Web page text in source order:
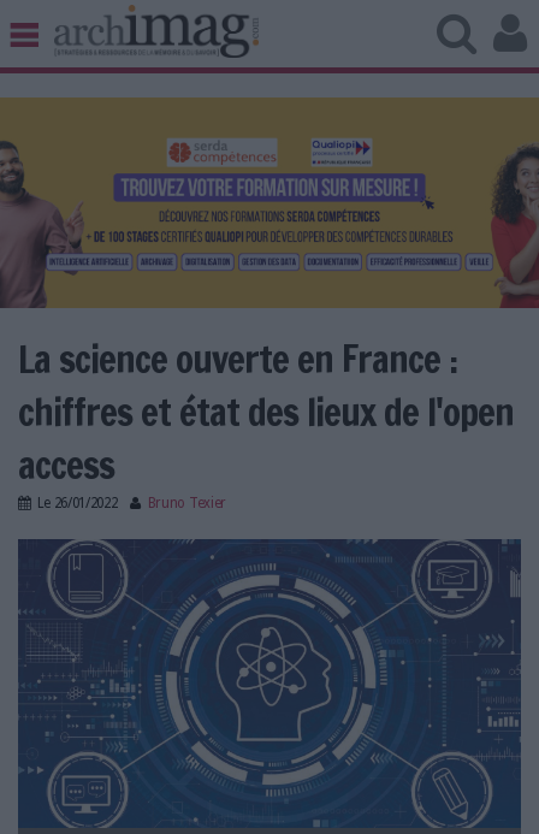
BIBLIOTHÈQUE ÉDITION
UNIVERS DATA
TRAVAIL COLLABORATIF
VIE NUMÉRIQUE
NUMÉRIQUE RESPONSABLE
LES NEWSLETTERS
LE MAGAZINE
LES GUIDES PRATIQUES
LES BASES DE DONNÉES
L'ESPACE EMPLOI
L'AGENDA
L'ANNUAIRE DES ACTEURS
LES LIVRES BLANCS
LES SUPPLÉMENTS
NOS OFFRES D'ABONNEMENTS
La science ouverte en France :
chiffres et état des lieux de l'open
access
Le 26/01/2022 Bruno Texier
science-ouverte-open-access-france-chiffres.jpg